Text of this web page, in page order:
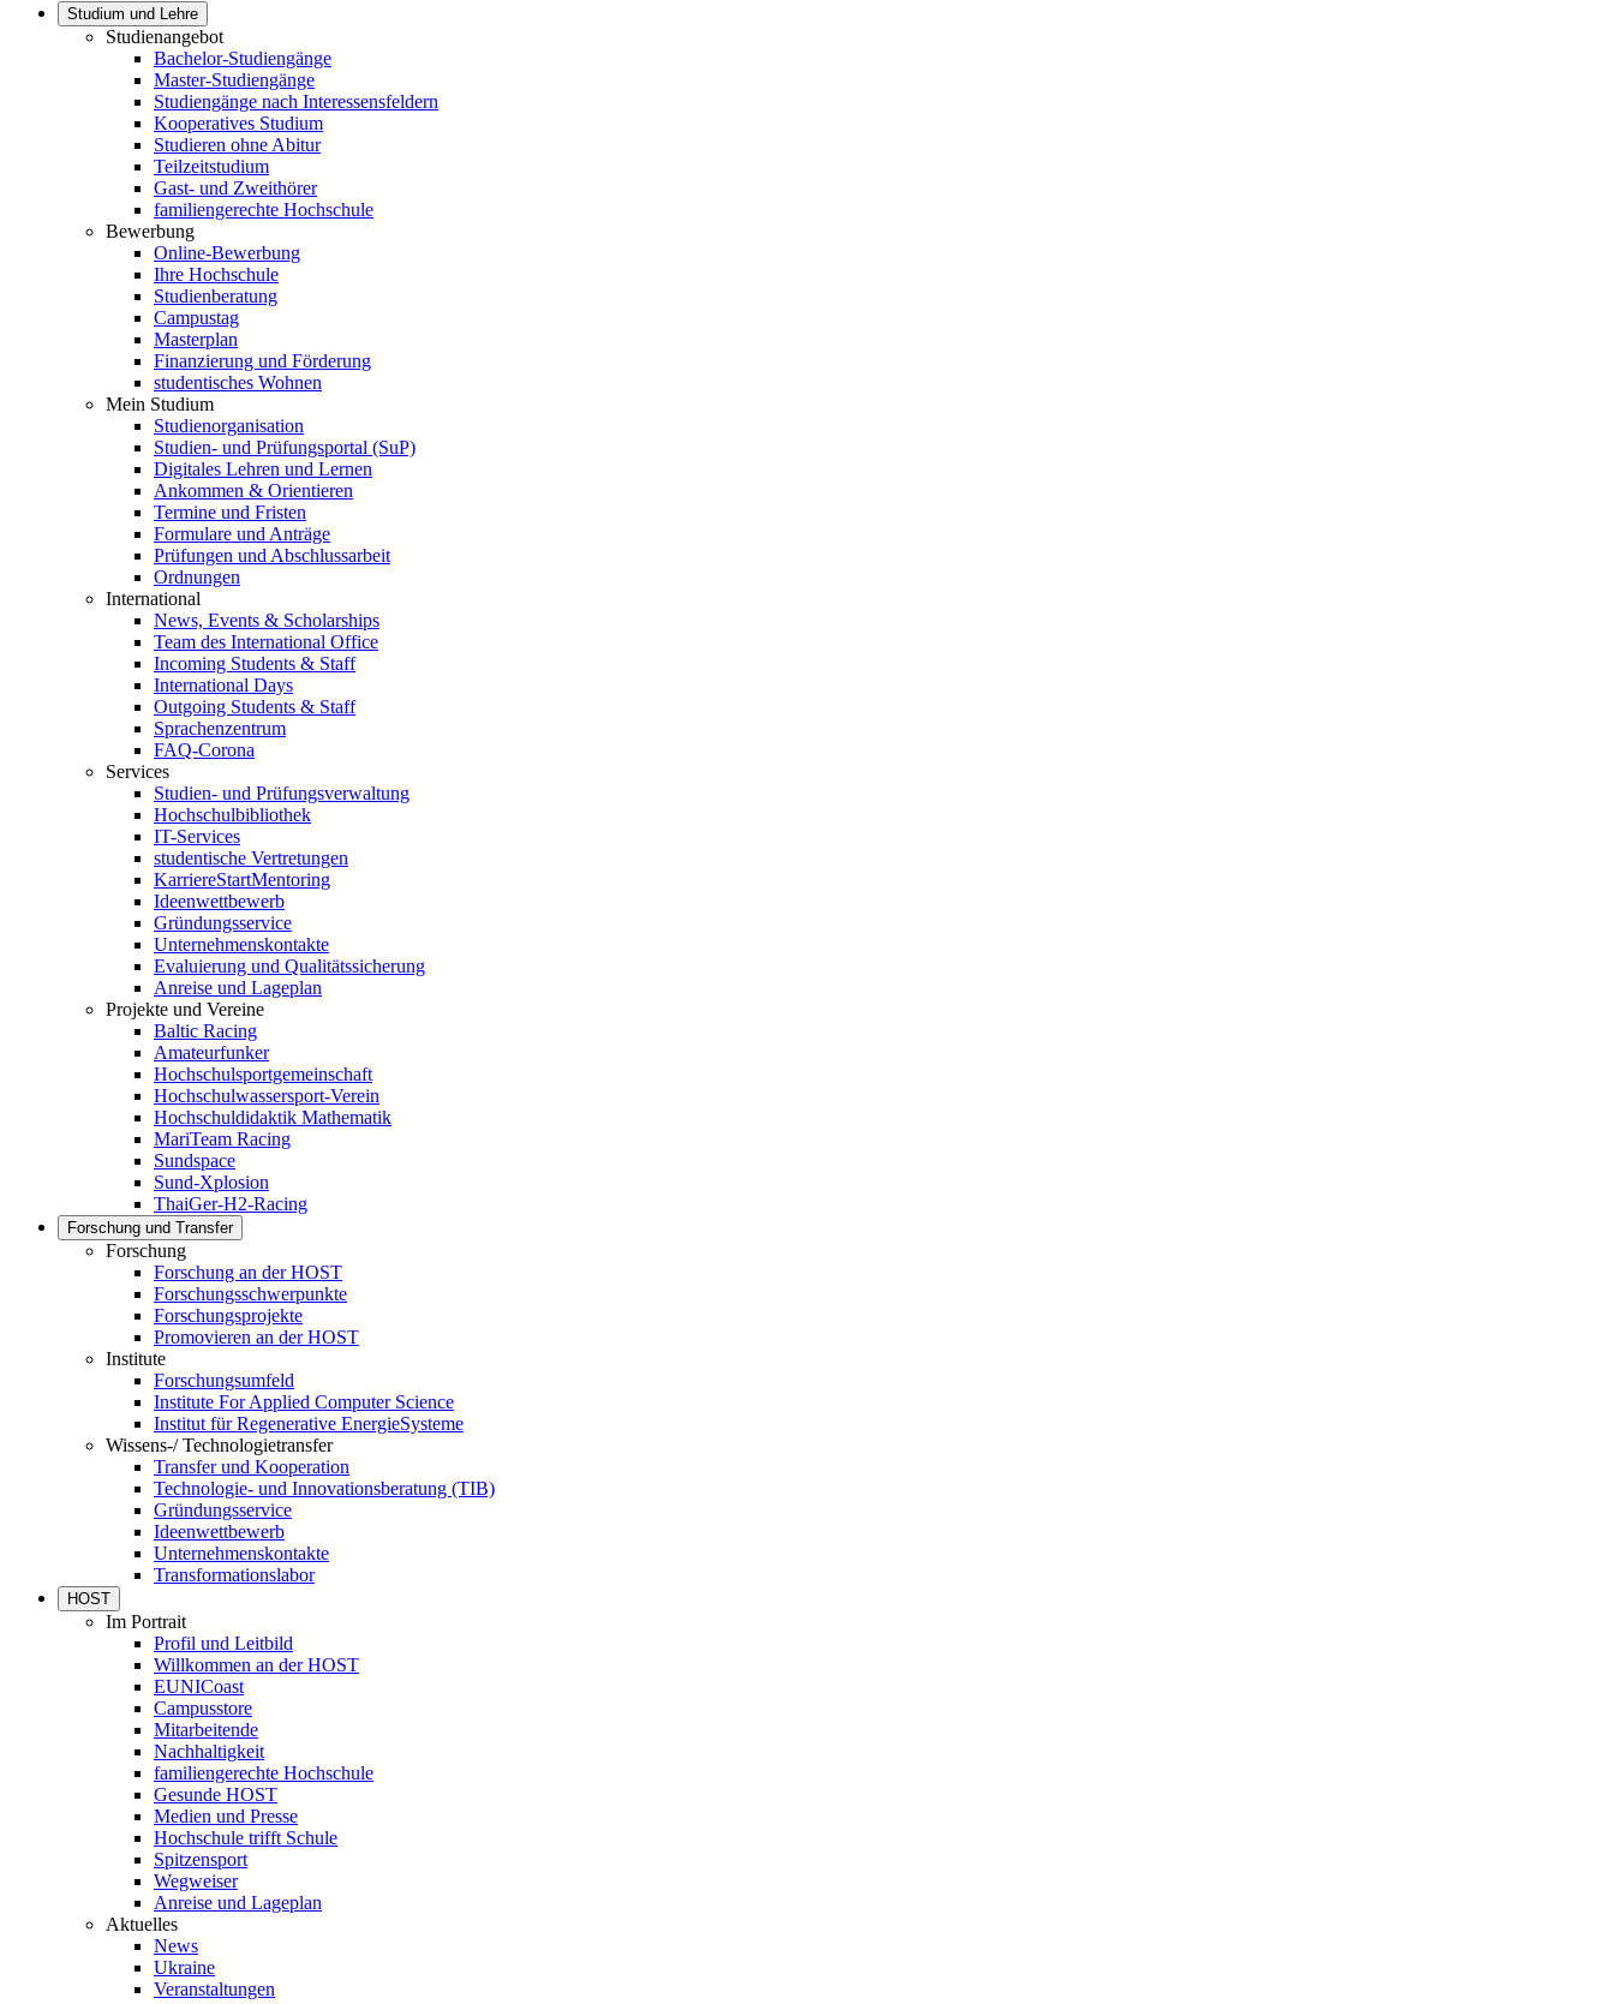
Studium und Lehre
Studienangebot
Bachelor-Studiengänge
Master-Studiengänge
Studiengänge nach Interessensfeldern
Kooperatives Studium
Studieren ohne Abitur
Teilzeitstudium
Gast- und Zweithörer
familiengerechte Hochschule
Bewerbung
Online-Bewerbung
Ihre Hochschule
Studienberatung
Campustag
Masterplan
Finanzierung und Förderung
studentisches Wohnen
Mein Studium
Studienorganisation
Studien- und Prüfungsportal (SuP)
Digitales Lehren und Lernen
Ankommen & Orientieren
Termine und Fristen
Formulare und Anträge
Prüfungen und Abschlussarbeit
Ordnungen
International
News, Events & Scholarships
Team des International Office
Incoming Students & Staff
International Days
Outgoing Students & Staff
Sprachenzentrum
FAQ-Corona
Services
Studien- und Prüfungsverwaltung
Hochschulbibliothek
IT-Services
studentische Vertretungen
KarriereStartMentoring
Ideenwettbewerb
Gründungsservice
Unternehmenskontakte
Evaluierung und Qualitätssicherung
Anreise und Lageplan
Projekte und Vereine
Baltic Racing
Amateurfunker
Hochschulsportgemeinschaft
Hochschulwassersport-Verein
Hochschuldidaktik Mathematik
MariTeam Racing
Sundspace
Sund-Xplosion
ThaiGer-H2-Racing
Forschung und Transfer
Forschung
Forschung an der HOST
Forschungsschwerpunkte
Forschungsprojekte
Promovieren an der HOST
Institute
Forschungsumfeld
Institute For Applied Computer Science
Institut für Regenerative EnergieSysteme
Wissens-/ Technologietransfer
Transfer und Kooperation
Technologie- und Innovationsberatung (TIB)
Gründungsservice
Ideenwettbewerb
Unternehmenskontakte
Transformationslabor
HOST
Im Portrait
Profil und Leitbild
Willkommen an der HOST
EUNICoast
Campusstore
Mitarbeitende
Nachhaltigkeit
familiengerechte Hochschule
Gesunde HOST
Medien und Presse
Hochschule trifft Schule
Spitzensport
Wegweiser
Anreise und Lageplan
Aktuelles
News
Ukraine
Veranstaltungen